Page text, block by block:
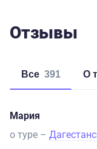
Отзывы
Все 391 о
Мария
о туре –